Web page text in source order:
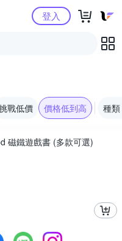
購物中心登入
戰低價 價格低到高 種類
磁鐵遊戲書 (多款可選)